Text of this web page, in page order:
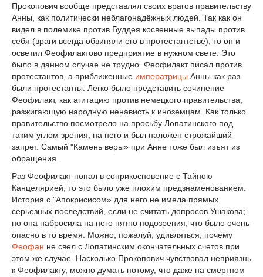
Прокопович вообще представлял своих врагов правительству
Анны, как политически неблагонадёжных людей. Так как он
видел в полемике против Буддея косвенные выпады против
себя (враги всегда обвиняли его в протестантстве), то он и
осветил Феофилактово предприятие в нужном свете. Это
было в данном случае не трудно. Феофилакт писал против
протестантов, а приближенные императрицы Анны как раз
были протестанты. Легко было представить сочинение
Феофилакт, как агитацию против немецкого правительства,
разжигающую народную ненависть к иноземцам. Как только
правительство посмотрело на просьбу Лопатинского под
таким углом зрения, на него и был наложен строжайший
запрет. Самый "Камень веры» при Анне тоже был изъят из
обращения.
Раз Феофилакт попал в соприкосновение с Тайною
Канцелярией, то это было уже плохим предзнаменованием.
История с "Апокрисисом» для него не имела прямых
серьезных последствий, если не считать допросов Ушакова;
но она набросила на него пятно подозрения, что было очень
опасно в то время. Можно, пожалуй, удивляться, почему
Феофан не свел с Лопатинским окончательных счетов при
этом же случае. Насколько Прокопович чувствовал неприязнь
к Феофилакту, можно думать потому, что даже на смертном